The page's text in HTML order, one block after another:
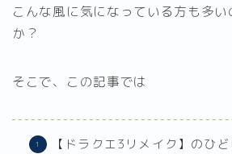
こんな風に気になっている方も多
か？
そこで、この記事では
【ドラクエ3リメイク】のひ